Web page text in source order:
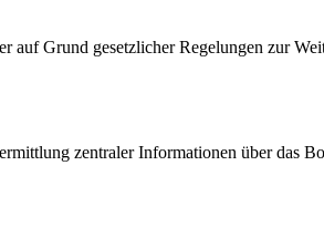
Grund gesetzlicher Regelungen zur
zentraler Informationen über das